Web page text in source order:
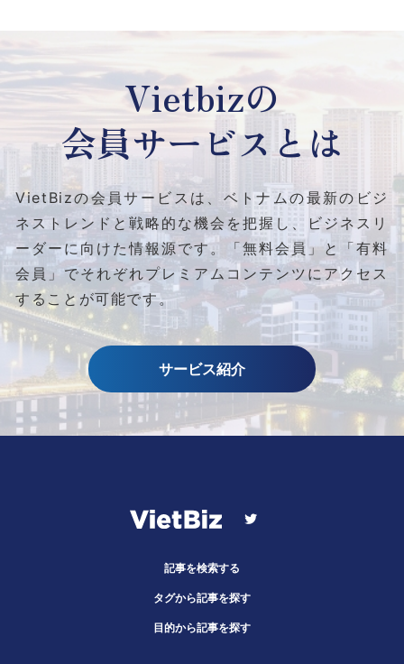
Vietbizの
会員サービスとは
VietBizの会員サービスは、ベトナムの最新のビジ
ネストレンドと戦略的な機会を把握し、ビジネスリ
ーダーに向けた情報源です。
「無料会員」と「有料
会員」でそれぞれプレミアムコンテンツにアクセス
することが可能です。
サービス紹介
記事を検索する
タグから記事を探す
目的から記事を探す